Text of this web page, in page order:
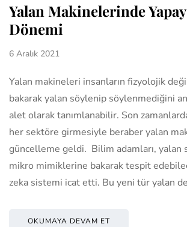
Yalan Makinelerinde
Dönemi
6 Aralık 2021
Yalan makineleri insanların fizyolojik
bakarak yalan söylenip söylenmediğini
alet olarak tanımlanabilir. Son
her sektöre girmesiyle beraber yalan
güncelleme geldi. Bilim adamları, yalan
mikro mimiklerine bakarak tespit
zeka sistemi icat etti. Bu yeni tür yalan
OKUMAYA DEVAM ET